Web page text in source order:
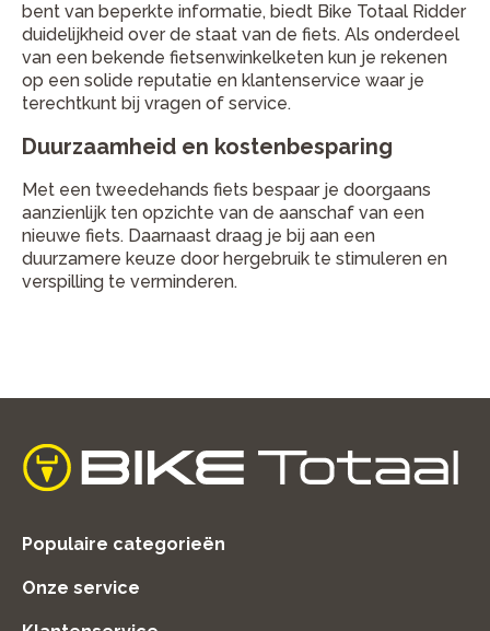
bent van beperkte informatie, biedt Bike Totaal Ridder
duidelijkheid over de staat van de fiets. Als onderdeel
van een bekende fietsenwinkelketen kun je rekenen
op een solide reputatie en klantenservice waar je
terechtkunt bij vragen of service.
Duurzaamheid en kostenbesparing
Met een tweedehands fiets bespaar je doorgaans
aanzienlijk ten opzichte van de aanschaf van een
nieuwe fiets. Daarnaast draag je bij aan een
duurzamere keuze door hergebruik te stimuleren en
verspilling te verminderen.
home
Populaire categorieën
Onze service